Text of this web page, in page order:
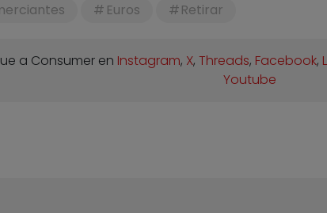
Euros Retirar
a Consumer en Instagram, X,Threads, Facebook,
Youtube